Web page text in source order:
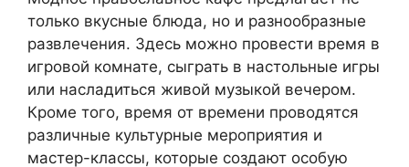
только вкусные блюда, но и разнообразные
развлечения. Здесь можно провести время в
игровой комнате, сыграть в настольные игры
или насладиться живой музыкой вечером.
Кроме того, время от времени проводятся
различные культурные мероприятия и
мастер-классы, которые создают особую